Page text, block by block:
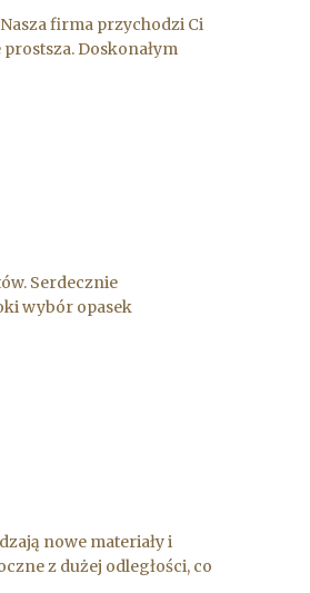
firma przychodzi Ci
Doskonałym
Serdecznie
wybór opasek
nowe materiały i
z dużej odległości, co